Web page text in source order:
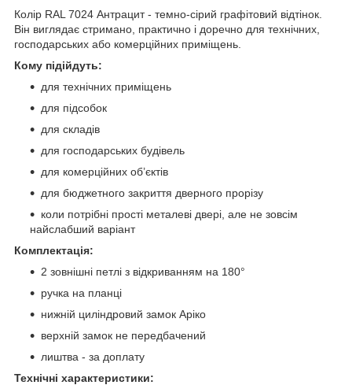
Колір RAL 7024 Антрацит - темно-сірий графітовий відтінок.
Він виглядає стримано, практично і доречно для технічних,
господарських або комерційних приміщень.
Кому підійдуть:
для технічних приміщень
для підсобок
для складів
для господарських будівель
для комерційних об’єктів
для бюджетного закриття дверного прорізу
коли потрібні прості металеві двері, але не зовсім
найслабший варіант
Комплектація:
2 зовнішні петлі з відкриванням на 180°
ручка на планці
нижній циліндровий замок Аріко
верхній замок не передбачений
лиштва - за доплату
Технічні характеристики: